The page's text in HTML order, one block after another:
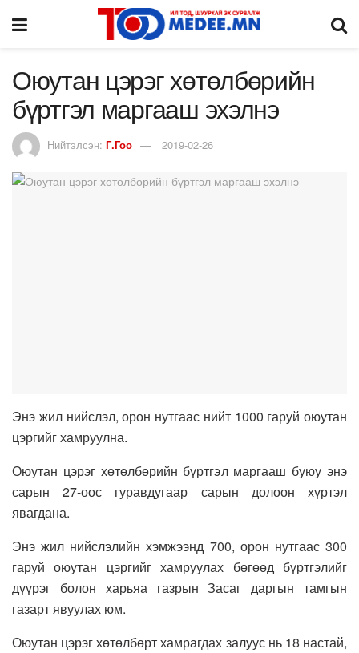
Оюутан цэрэг хөтөлбөрийн
бүртгэл маргааш эхэлнэ
Нийтэлсэн: Г.Гоо 2019-02-26
Энэ жил нийслэл, орон нутгаас нийт 1000 гаруй оюутан
цэргийг хамруулна.
Оюутан цэрэг хөтөлбөрийн бүртгэл маргааш буюу энэ
сарын 27-оос гуравдугаар сарын долоон хүртэл
явагдана.
Энэ жил нийслэлийн хэмжээнд 700, орон нутгаас 300
гаруй оюутан цэргийг хамруулах бөгөөд бүртгэлийг
дүүрэг болон харьяа газрын Засаг даргын тамгын
газарт явуулах юм.
Оюутан цэрэг хөтөлбөрт хамрагдах залуус нь 18 настай,